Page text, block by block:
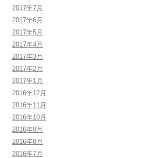
2017年7月
2017年6月
2017年5月
2017年4月
2017年3月
2017年2月
2017年1月
2016年12月
2016年11月
2016年10月
2016年9月
2016年8月
2016年7月